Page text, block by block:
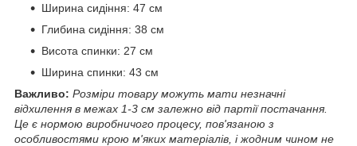
Ширина сидіння: 47 см
Глибина сидіння: 38 см
Висота спинки: 27 см
Ширина спинки: 43 см
Важливо: Розміри товару можуть мати незначні
відхилення в межах 1-3 см залежно від партії постачання.
Це є нормою виробничого процесу, пов'язаною з
особливостями крою м'яких матеріалів, і жодним чином не